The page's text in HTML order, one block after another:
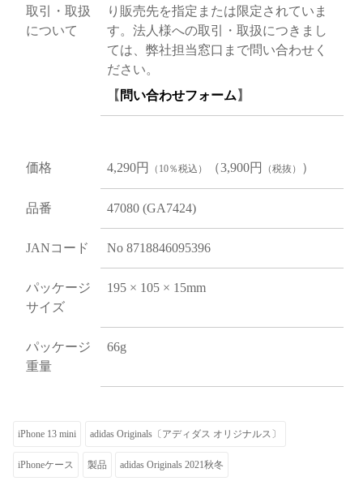
取引・取扱
について
り販売先を指定または限定されていま
す。法人様への取引・取扱につきまし
ては、弊社担当窓口まで問い合わせく
ださい。
【 問い合わせフォーム 】
価格 4,290円 （10％税込） （3,900円 （税抜） ）
品番 47080 (GA7424)
JANコード No 8718846095396
パッケージ
サイズ
195 × 105 × 15mm
パッケージ
重量
66g
iPhone 13 mini adidas Originals〔アディダス オリジナルス〕
iPhoneケース 製品 adidas Originals 2021秋冬